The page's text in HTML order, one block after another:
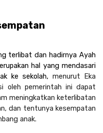
terlibat dan hadirnya Ayah
hal yang mendasari
ke sekolah, menurut Eka
oleh pemerintah ini dapat
meningkatkan keterlibatan
dan tentunya kesempatan
anak.